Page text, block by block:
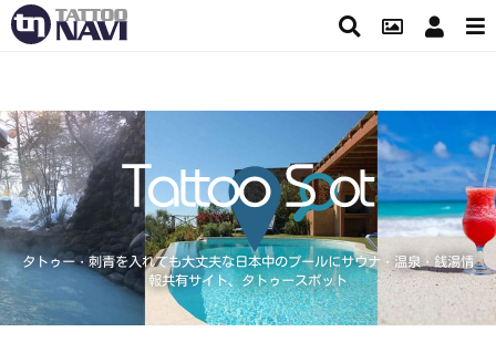
タトゥー・刺青を入れても大丈夫な日本中のプールにサウナ・温泉・銭湯情
報共有サイト、タトゥースポット